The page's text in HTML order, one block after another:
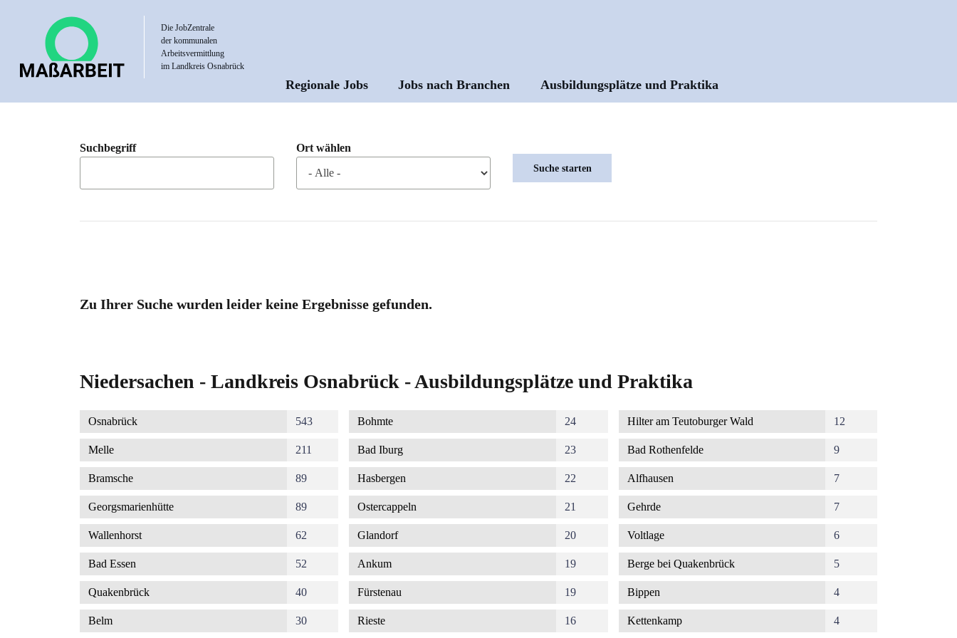
Die JobZentrale
der kommunalen
Arbeitsvermittlung
im Landkreis Osnabrück
Hauptnavigation
Regionale Jobs Jobs nach Branchen Ausbildungsplätze und Praktika
Suchbegriff Ort wählen
Zu Ihrer Suche wurden leider keine Ergebnisse gefunden.
Niedersachen - Landkreis Osnabrück - Ausbildungsplätze und Praktika
Osnabrück 543
Melle 211
Bramsche 89
Georgsmarienhütte 89
Wallenhorst 62
Bad Essen 52
Quakenbrück 40
Belm 30
Bohmte 24
Bad Iburg 23
Hasbergen 22
Ostercappeln 21
Glandorf 20
Ankum 19
Fürstenau 19
Rieste 16
Hilter am Teutoburger Wald 12
Bad Rothenfelde 9
Alfhausen 7
Gehrde 7
Voltlage 6
Berge bei Quakenbrück 5
Bippen 4
Kettenkamp 4